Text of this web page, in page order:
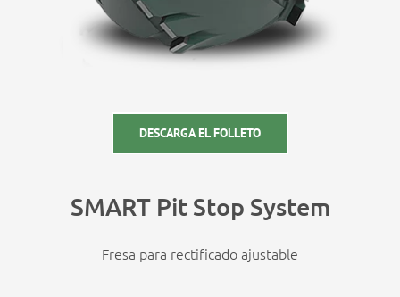
DESCARGA EL FOLLETO
SMART Pit Stop System
Fresa para rectificado ajustable